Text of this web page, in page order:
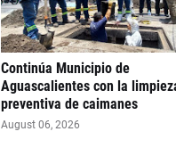
Continúa Municipio de
Aguascalientes con la
preventiva de caimanes
August 06, 2026